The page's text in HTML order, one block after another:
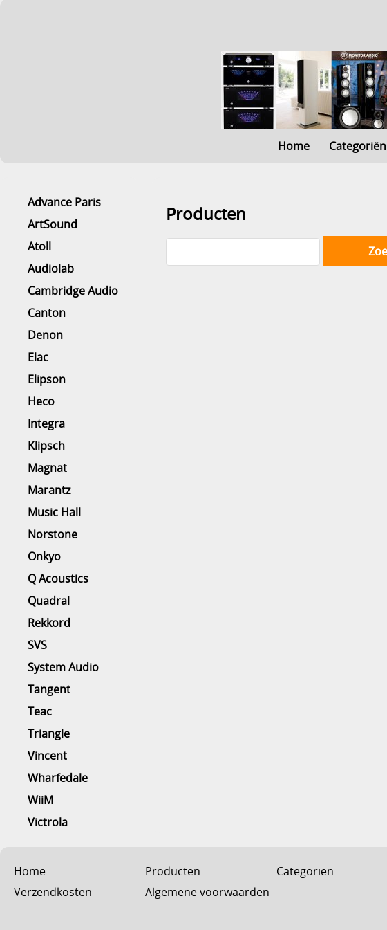
Home Categoriën
Advance Paris
ArtSound
Atoll
Audiolab
Cambridge Audio
Canton
Denon
Elac
Elipson
Heco
Integra
Klipsch
Magnat
Marantz
Music Hall
Norstone
Onkyo
Q Acoustics
Quadral
Rekkord
SVS
System Audio
Tangent
Teac
Triangle
Vincent
Wharfedale
WiiM
Victrola
Producten
Home Producten Categoriën
Verzendkosten
Algemene voorwaarden